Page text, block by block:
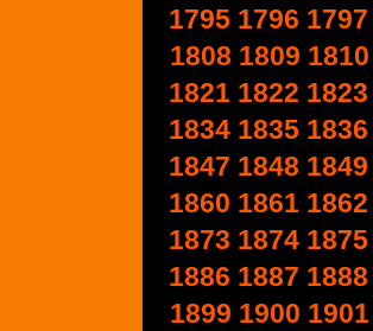
1795 1796 1797
1808 1809 1810
1821 1822 1823
1834 1835 1836
1847 1848 1849
1860 1861 1862
1873 1874 1875
1886 1887 1888
1899 1900 1901